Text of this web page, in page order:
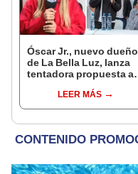
Óscar Jr., nuevo dueño
de La Bella Luz, lanza
tentadora propuesta a
denuncia por
tocamientos: “Va a
LEER MÁS